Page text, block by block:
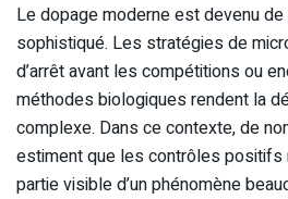
Le dopage moderne est devenu
sophistiqué. Les stratégies de
d’arrêt avant les compétitions ou
méthodes biologiques rendent la
complexe. Dans ce contexte, de
estiment que les contrôles positifs
partie visible d’un phénomène